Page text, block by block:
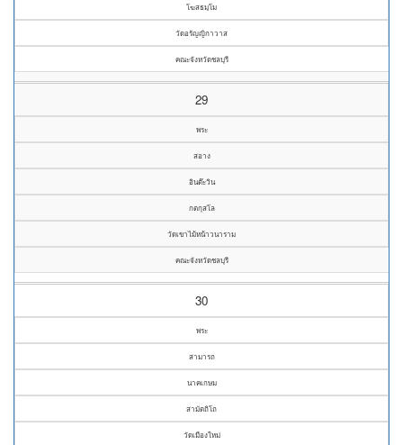
โฆสธมฺโม
วัดอรัญญิกาวาส
คณะจังหวัดชลบุรี
29
พระ
สอาง
อินต๊ะวิน
กตกุสโล
วัดเขาไม้หน้าวนาราม
คณะจังหวัดชลบุรี
30
พระ
สามารถ
นาคเกษม
สามัตถิโถ
วัดเมืองใหม่